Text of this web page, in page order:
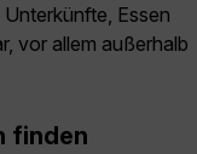
Essen
vor allem außerhalb
finden